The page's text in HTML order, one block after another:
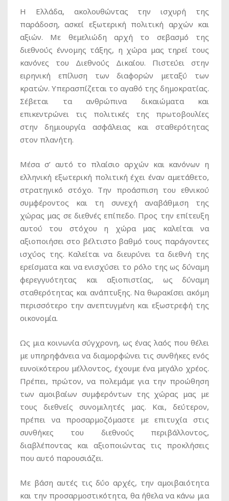
Η Ελλάδα, ακολουθώντας την ισχυρή της
παράδοση, ασκεί εξωτερική πολιτική αρχών και
αξιών. Με θεμελιώδη αρχή το σεβασμό της
διεθνούς έννομης τάξης, η χώρα μας τηρεί τους
κανόνες του Διεθνούς Δικαίου. Πιστεύει στην
ειρηνική επίλυση των διαφορών μεταξύ των
κρατών. Υπερασπίζεται το αγαθό της δημοκρατίας.
Σέβεται τα ανθρώπινα δικαιώματα και
επικεντρώνει τις πολιτικές της πρωτοβουλίες
στην δημιουργία ασφάλειας και σταθερότητας
στον πλανήτη.
Μέσα σ’ αυτό το πλαίσιο αρχών και κανόνων η
ελληνική εξωτερική πολιτική έχει έναν αμετάθετο,
στρατηγικό στόχο. Την προάσπιση του εθνικού
συμφέροντος και τη συνεχή αναβάθμιση της
χώρας μας σε διεθνές επίπεδο. Προς την επίτευξη
αυτού του στόχου η χώρα μας καλείται να
αξιοποιήσει στο βέλτιστο βαθμό τους παράγοντες
ισχύος της. Καλείται να διευρύνει τα διεθνή της
ερείσματα και να ενισχύσει το ρόλο της ως δύναμη
φερεγγυότητας και αξιοπιστίας, ως δύναμη
σταθερότητας και ανάπτυξης. Να θωρακίσει ακόμη
περισσότερο την ανεπτυγμένη και εξωστρεφή της
οικονομία.
Ως μια κοινωνία σύγχρονη, ως ένας λαός που θέλει
με υπηρηφάνεια να διαμορφώνει τις συνθήκες ενός
ευνοϊκότερου μέλλοντος, έχουμε ένα μεγάλο χρέος.
Πρέπει, πρώτον, να πολεμάμε για την προώθηση
των αμοιβαίων συμφερόντων της χώρας μας με
τους διεθνείς συνομιλητές μας. Και, δεύτερον,
πρέπει να προσαρμοζόμαστε με επιτυχία στις
συνθήκες του διεθνούς περιβάλλοντος,
διαβλέποντας και αξιοποιώντας τις προκλήσεις
που αυτό παρουσιάζει.
Με βάση αυτές τις δύο αρχές, την αμοιβαιότητα
και την προσαρμοστικότητα, θα ήθελα να κάνω μια